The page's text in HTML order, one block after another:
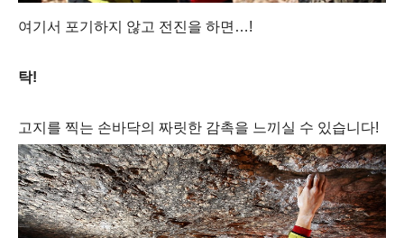
여기서 포기하지 않고 전진을 하면 …!
탁!
고지를 찍는 손바닥의 짜릿한 감촉을 느끼실 수 있습니다!